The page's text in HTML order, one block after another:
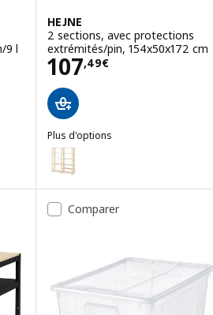
9 l
hors de 5 étoiles. Nombre total de
HEJNE
2 sections, avec protections
extrémités/pin, 154x50x172 cm
107,49€
Prix 107,49€
Plus d'options
HEJNE
Option : HEJNE, 2 sections,
Comparer